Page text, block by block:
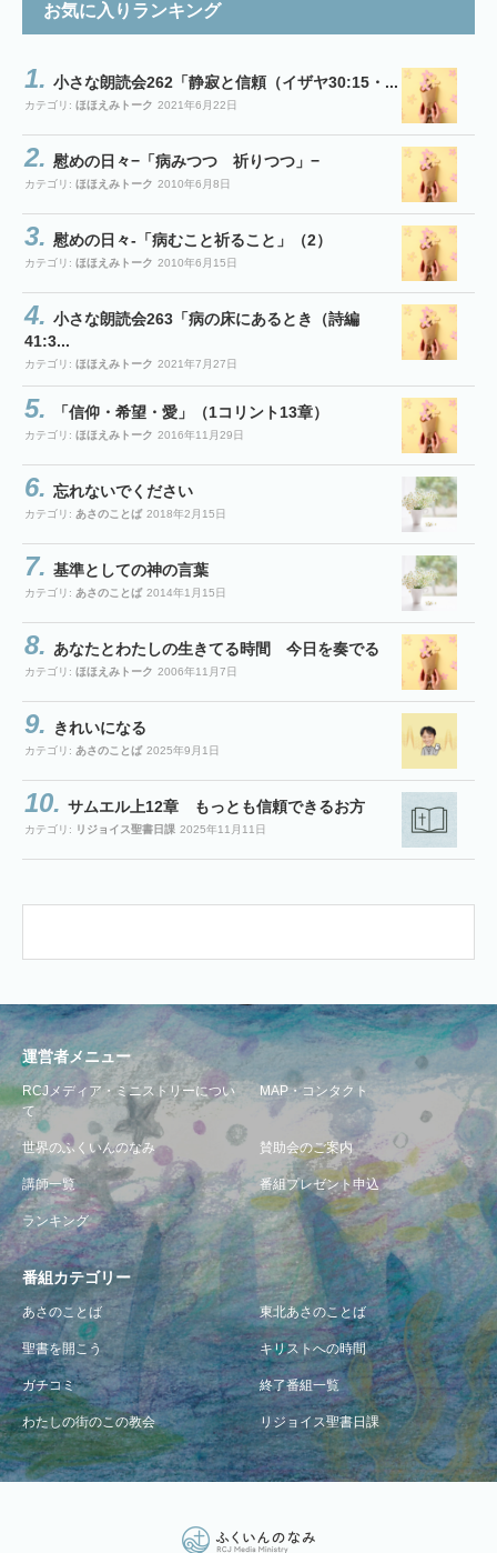
お気に入りランキング
小さな朗読会262「静寂と信頼（イザヤ30:15・...
カテゴリ: ほほえみトーク 2021年6月22日
慰めの日々−「病みつつ 祈りつつ」−
カテゴリ: ほほえみトーク 2010年6月8日
慰めの日々-「病むこと祈ること」（2）
カテゴリ: ほほえみトーク 2010年6月15日
小さな朗読会263「病の床にあるとき（詩編
41:3...
カテゴリ: ほほえみトーク 2021年7月27日
「信仰・希望・愛」（1コリント13章）
カテゴリ: ほほえみトーク 2016年11月29日
忘れないでください
カテゴリ: あさのことば 2018年2月15日
基準としての神の言葉
カテゴリ: あさのことば 2014年1月15日
あなたとわたしの生きてる時間 今日を奏でる
カテゴリ: ほほえみトーク 2006年11月7日
きれいになる
カテゴリ: あさのことば 2025年9月1日
サムエル上12章 もっとも信頼できるお方
カテゴリ: リジョイス聖書日課 2025年11月11日
運営者メニュー
RCJメディア・ミニストリーについ
て
MAP・コンタクト
世界のふくいんのなみ 賛助会のご案内
講師一覧 番組プレゼント申込
ランキング
番組カテゴリー
あさのことば 東北あさのことば
聖書を開こう キリストへの時間
ガチコミ 終了番組一覧
わたしの街のこの教会 リジョイス聖書日課